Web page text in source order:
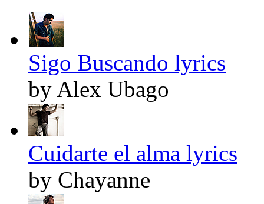
Sigo Buscando lyrics
by Alex Ubago
Cuidarte el alma lyrics
by Chayanne